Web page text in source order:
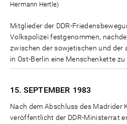
Hermann Hertle)
Mitglieder der DDR-
Volkspolizei festgenommen,
zwischen der sowjetischen und
in Ost-Berlin eine Menschenkette zu
15. SEPTEMBER 1983
Nach dem Abschluss des Madrider
veröffentlicht der DDR-Ministerrat